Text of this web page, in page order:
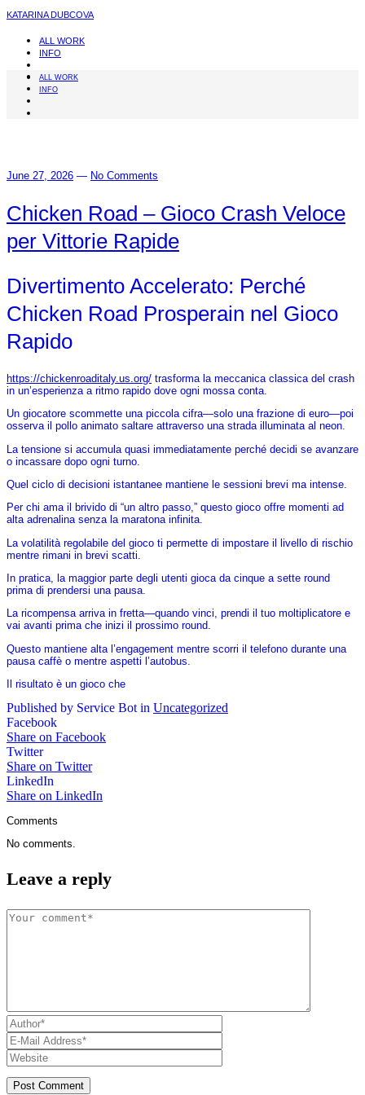
KATARINA DUBCOVA
ALL WORK
INFO
ALL WORK
INFO
June 27, 2026 — No Comments
Chicken Road – Gioco Crash Veloce
per Vittorie Rapide
Divertimento Accelerato: Perché
Chicken Road Prosperain nel Gioco
Rapido
https://chickenroaditaly.us.org/ trasforma la meccanica classica del crash
in un’esperienza a ritmo rapido dove ogni mossa conta.
Un giocatore scommette una piccola cifra—solo una frazione di euro—poi
osserva il pollo animato saltare attraverso una strada illuminata al neon.
La tensione si accumula quasi immediatamente perché decidi se avanzare
o incassare dopo ogni turno.
Quel ciclo di decisioni istantanee mantiene le sessioni brevi ma intense.
Per chi ama il brivido di “un altro passo,” questo gioco offre momenti ad
alta adrenalina senza la maratona infinita.
La volatilità regolabile del gioco ti permette di impostare il livello di rischio
mentre rimani in brevi scatti.
In pratica, la maggior parte degli utenti gioca da cinque a sette round
prima di prendersi una pausa.
La ricompensa arriva in fretta—quando vinci, prendi il tuo moltiplicatore e
vai avanti prima che inizi il prossimo round.
Questo mantiene alta l’engagement mentre scorri il telefono durante una
pausa caffè o mentre aspetti l’autobus.
Il risultato è un gioco che
Published by Service Bot in Uncategorized
Facebook
Share on Facebook
Twitter
Share on Twitter
LinkedIn
Share on LinkedIn
Comments
No comments.
Leave a reply